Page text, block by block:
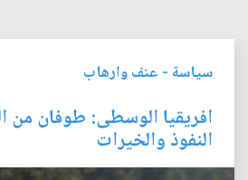
سياسة- عنف وارهاب
افريقيا الوسطى: طوفان من
النفوذ والخيرات